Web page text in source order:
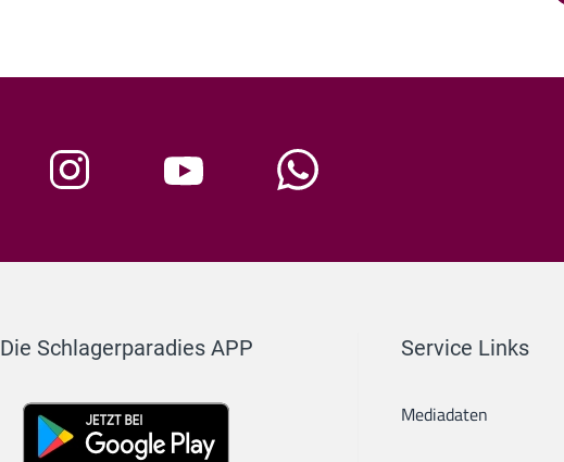
Die Schlagerparadies APP Service Links
Mediadaten